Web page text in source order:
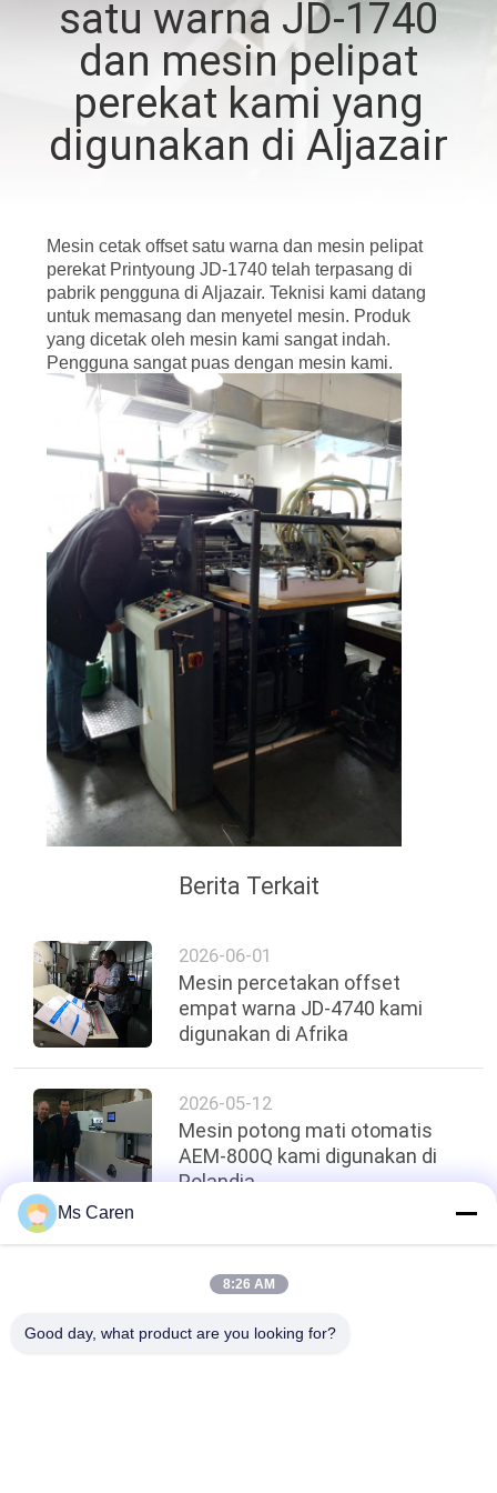
KONTROL
KUALITAS
HUBUNGI
PERMINTAAN
PENAWARAN
SITEMAP
PRIVACY
POLICY
satu warna JD-1740
dan mesin pelipat
perekat kami yang
digunakan di Aljazair
Mesin cetak offset satu warna dan mesin pelipat
perekat Printyoung JD-1740 telah terpasang di
pabrik pengguna di Aljazair. Teknisi kami datang
untuk memasang dan menyetel mesin. Produk
yang dicetak oleh mesin kami sangat indah.
Pengguna sangat puas dengan mesin kami.
Berita Terkait
2026-06-01
Mesin percetakan offset
empat warna JD-4740 kami
digunakan di Afrika
2026-05-12
Mesin potong mati otomatis
AEM-800Q kami digunakan di
Polandia
Atas
Ms Caren
8:26 AM
Good day, what product are you looking for?